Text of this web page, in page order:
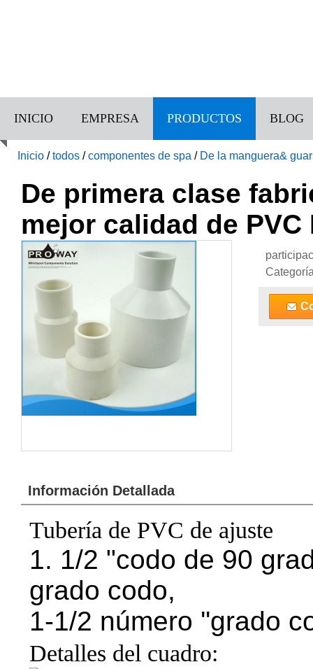
INICIO EMPRESA PRODUCTOS BLOG
Inicio /todos /componentes de spa / De la manguera&
De primera clase
mejor calidad de
Información Detallada
Tubería de PVC de ajuste
1. 1/2 "codo de 90
grado codo,
1-1/2 número ''grado
Detalles del cuadro: